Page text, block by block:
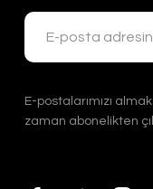
E-postalarımızı
zaman abonelikten